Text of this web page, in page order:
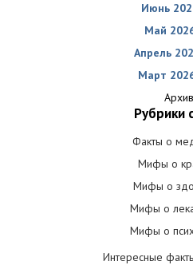
Июнь
Май
Апрель
Март
Архив
Рубрики
Факты о
Мифы о
Мифы о
Мифы о
Мифы о
Интересные